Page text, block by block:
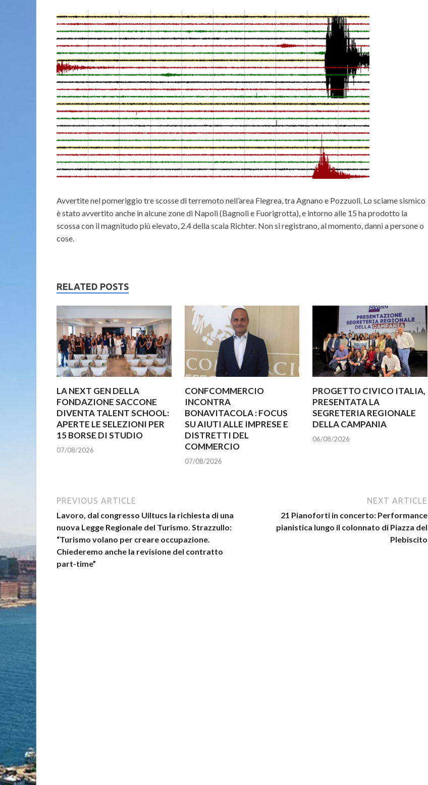
Avvertite nel pomeriggio tre scosse di terremoto nell’area Flegrea, tra Agnano e Pozzuoli. Lo sciame sismico
è stato avvertito anche in alcune zone di Napoli (Bagnoli e Fuorigrotta), e intorno alle 15 ha prodotto la
scossa con il magnitudo più elevato, 2.4 della scala Richter. Non si registrano, al momento, danni a persone o
cose.
RELATED POSTS
LA NEXT GEN DELLA
FONDAZIONE SACCONE
DIVENTA TALENT SCHOOL:
APERTE LE SELEZIONI PER
15 BORSE DI STUDIO
07/08/2026
CONFCOMMERCIO
INCONTRA
BONAVITACOLA : FOCUS
SU AIUTI ALLE IMPRESE E
DISTRETTI DEL
COMMERCIO
07/08/2026
PROGETTO CIVICO ITALIA,
PRESENTATA LA
SEGRETERIA REGIONALE
DELLA CAMPANIA
06/08/2026
PREVIOUS ARTICLE
Lavoro, dal congresso Uiltucs la richiesta di una
nuova Legge Regionale del Turismo. Strazzullo:
“Turismo volano per creare occupazione.
Chiederemo anche la revisione del contratto
part-time”
NEXT ARTICLE
21 Pianoforti in concerto: Performance
pianistica lungo il colonnato di Piazza del
Plebiscito